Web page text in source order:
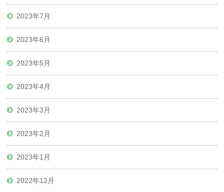
2023年7月
2023年6月
2023年5月
2023年4月
2023年3月
2023年2月
2023年1月
2022年12月